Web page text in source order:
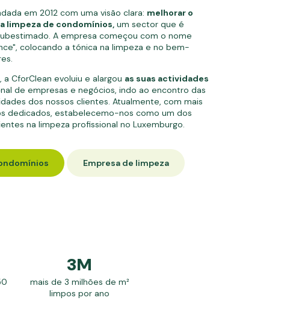
em 2012 com uma visão clara: melhorar o
limpeza de condomínios, um sector que é
A empresa começou com o nome
colocando a tónica na limpeza e no bem-
a CforClean evoluiu e alargou as suas actividades
de empresas e negócios, indo ao encontro das
dos nossos clientes. Atualmente, com mais
dedicados, estabelecemo-nos como um dos
na limpeza profissional no Luxemburgo.
Empresa de limpeza
3M
mais de 3 milhões de m²
limpos por ano